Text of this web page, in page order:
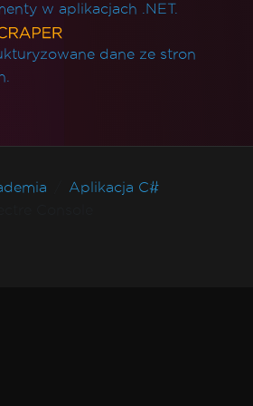
w aplikacjach .NET.
dane ze stron
Aplikacja C#